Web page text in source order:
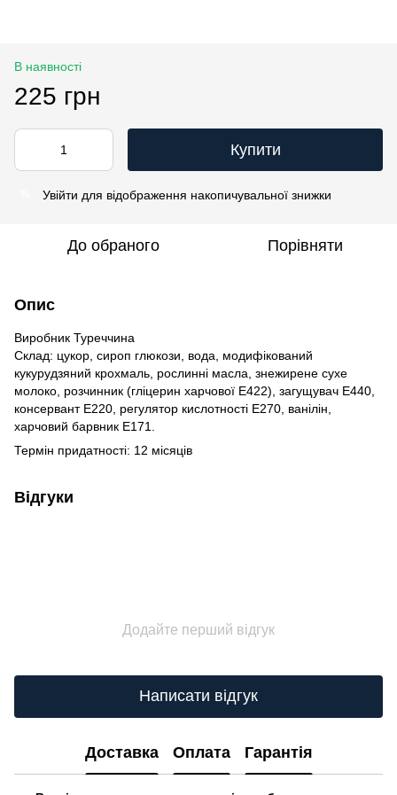
В наявності
225 грн
Купити
Увійти для відображення накопичувальної знижки
До обраного Порівняти
Опис
Виробник Туреччина
Склад: цукор, сироп глюкози, вода, модифікований
кукурудзяний крохмаль, рослинні масла, знежирене сухе
молоко, розчинник (гліцерин харчової Е422), загущувач Е440,
консервант Е220, регулятор кислотності Е270, ванілін,
харчовий барвник Е171.
Термін придатності: 12 місяців
Відгуки
Додайте перший відгук
Написати відгук
Доставка Оплата Гарантія